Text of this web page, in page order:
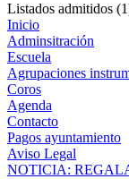
Listados admitidos
Inicio
Adminsitración
Escuela
Agrupaciones
Coros
Agenda
Contacto
Pagos ayuntamiento
Aviso Legal
NOTICIA: